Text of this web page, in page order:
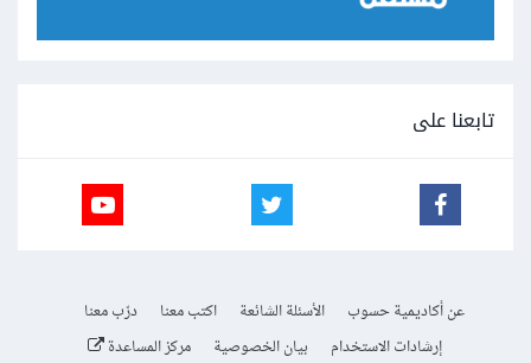
تابعنا على
عن أكاديمية حسوب الأسئلة الشائعة اكتب معنا
درّب معنا
إرشادات الاستخدام
بيان الخصوصية مركز المساعدة